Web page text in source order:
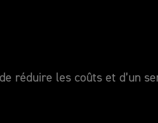
réduire les coûts et d’un